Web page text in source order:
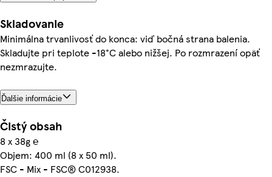
Skladovanie
Minimálna trvanlivosť do konca: viď bočná strana balenia.
Skladujte pri teplote -18°C alebo nižšej. Po rozmrazení opäť
nezmrazujte.
Ďalšie informácie
Čistý obsah
8 x 38g ℮
Objem: 400 ml (8 x 50 ml).
FSC - Mix - FSC® C012938.